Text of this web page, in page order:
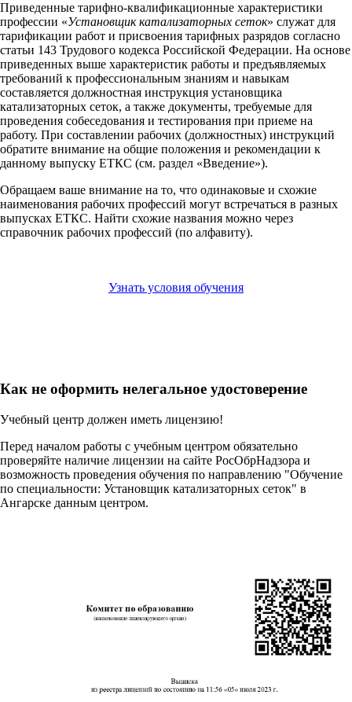
Приведенные тарифно-квалификационные характеристики
профессии «Установщик катализаторных сеток» служат для
тарификации работ и присвоения тарифных разрядов согласно
статьи 143 Трудового кодекса Российской Федерации. На основе
приведенных выше характеристик работы и предъявляемых
требований к профессиональным знаниям и навыкам
составляется должностная инструкция установщика
катализаторных сеток, а также документы, требуемые для
проведения собеседования и тестирования при приеме на
работу. При составлении рабочих (должностных) инструкций
обратите внимание на общие положения и рекомендации к
данному выпуску ЕТКС (см. раздел «Введение»).
Обращаем ваше внимание на то, что одинаковые и схожие
наименования рабочих профессий могут встречаться в разных
выпусках ЕТКС. Найти схожие названия можно через
справочник рабочих профессий (по алфавиту).
Узнать условия обучения
Как не оформить нелегальное удостоверение
Учебный центр должен иметь лицензию!
Перед началом работы с учебным центром обязательно
проверяйте наличие лицензии на сайте РосОбрНадзора и
возможность проведения обучения по направлению "Обучение
по специальности: Установщик катализаторных сеток" в
Ангарске данным центром.